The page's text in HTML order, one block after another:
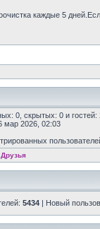
каждые 5
0, скрытых: 0 и
мар 2026, 02:03
Друзья
5434 | Новый